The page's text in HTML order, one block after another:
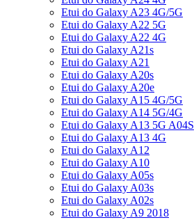
Etui do Galaxy A23 4G/5G
Etui do Galaxy A22 5G
Etui do Galaxy A22 4G
Etui do Galaxy A21s
Etui do Galaxy A21
Etui do Galaxy A20s
Etui do Galaxy A20e
Etui do Galaxy A15 4G/5G
Etui do Galaxy A14 5G/4G
Etui do Galaxy A13 5G A04S
Etui do Galaxy A13 4G
Etui do Galaxy A12
Etui do Galaxy A10
Etui do Galaxy A05s
Etui do Galaxy A03s
Etui do Galaxy A02s
Etui do Galaxy A9 2018